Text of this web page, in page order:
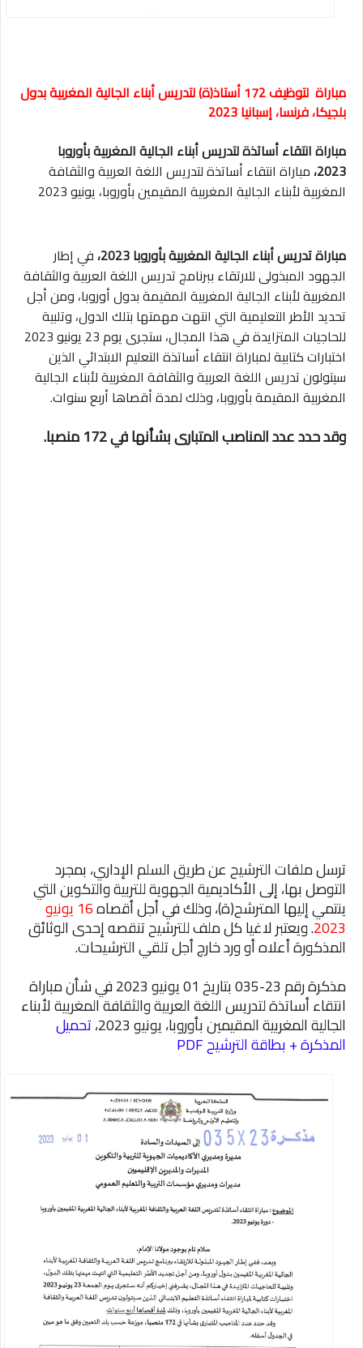
مباراة لتوظيف 172 أستاذ(ة) لتدريس أبناء الجالية المغربية بدول
بلجيكا، فرنسا، إسبانيا 2023
مباراة انتقاء أساتذة لتدريس أبناء الجالية المغربية بأوروبا
2023، مباراة انتقاء أساتذة لتدريس اللغة العربية والثقافة
المغربية لأبناء الجالية المغربية المقيمين بأوروبا، يونيو 2023
مباراة تدريس أبناء الجالية المغربية بأوروبا 2023،
في إطار
الجهود المبذولى للارتقاء ببرنامج تدريس اللغة العربية والثقافة
المغربية لأبناء الجالية المغربية المقيمة بدول أوروبا، ومن أجل
تحديد الأطر التعليمية التي انتهت مهمتها بتلك الدول، وتلبية
للحاجيات المتزايدة في هذا المجال، ستجرى يوم 23 يونيو 2023
اختبارات كتابية لمباراة انتقاء أساتذة التعليم الابتدائي الذين
سيتولون تدريس اللغة العربية والثقافة المغربية لأبناء الجالية
المغربية المقيمة بأوروبا، وذلك لمدة أقصاها أربع سنوات.
وقد حدد عدد المناصب المتبارى بشأنها في 172 منصبا.
ترسل ملفات الترشيح عن طريق السلم الإداري، بمجرد
التوصل بها، إلى الأكاديمية الجهوية للتربية والتكوين التي
ينتمي إليها المترشح(ة)، وذلك في أجل أقصاه 16 يونيو
2023. ويعتبر لاغيا كل ملف للترشيح تنقصه إحدى الوثائق
المذكورة أعلاه أو ورد خارج أجل تلقي الترشيحات.
​مذكرة رقم 23-035 بتاريخ 01 يونيو 2023 في شأن مباراة
انتقاء أساتذة لتدريس اللغة العربية والثقافة المغربية لأبناء
الجالية المغربية المقيمين بأوروبا، يونيو 2023، تحميل
المذكرة + بطاقة الترشيح PDF